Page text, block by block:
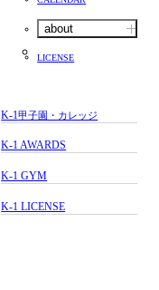
about
LICENSE
K-1甲子園・カレッジ
K-1 AWARDS
K-1 GYM
K-1 LICENSE